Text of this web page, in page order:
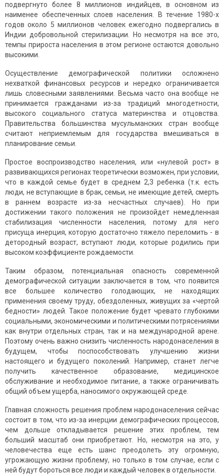
подвергнуто более 8 миллионов индийцев, в основном из
наименее обеспеченных слоев населения. В течение 1980-х
годов около 5 миллионов человек ежегодно подвергались в
Индии добровольной стерилизации. Но несмотря на все это,
темпы прироста населения в этом регионе остаются довольно
высокими.
Осуществление демографической политики осложнено
нехваткой финансовых ресурсов и нередко ограничивается
лишь словесными заявлениями. Весьма часто она вообще не
принимается гражданами из-за традиций многодетности,
высокого социального статуса материнства и отцовства.
Правительства большинства мусульманских стран вообще
считают неприемлемым для государства вмешиваться в
планирование семьи.
Простое воспроизводство населения, или «нулевой рост» в
развивающихся регионах теоретически возможен, при условии,
что в каждой семье будет в среднем 2,3 ребенка (т.к. есть
люди, не вступающие в брак, семьи, не имеющие детей, смерть
в раннем возрасте из-за несчастных случаев). Но при
достижении такого положения не произойдет немедленная
стабилизация численности населения, потому для него
присуща инерция, которую достаточно тяжело переломить - в
детородный возраст, вступают люди, которые родились при
высоком коэффициенте рождаемости.
Таким образом, потенциальная опасность современной
демографической ситуации заключается в том, что появится
все большее количество голодающих, не находящих
применения своему труду, обездоленных, живущих за «чертой
бедности» людей. Такое положение будет чревато глубокими
социальными, экономическими и политическими потрясениями
как внутри отдельных стран, так и на международной арене.
Поэтому очень важно снизить численность народонаселения в
будущем, чтобы поспособствовать улучшению жизни
настоящего и будущего поколений. Например, станет легче
получить качественное образование, медицинское
обслуживание и необходимое питание, а также ограничивать
общий объем ущерба, наносимого окружающей среде.
Главная сложность решения проблем народонаселения сейчас
состоит в том, что из-за инерции демографических процессов,
чем дольше откладывается решение этих проблем, тем
больший масштаб они приобретают. Но, несмотря на это, у
человечества еще есть шанс преодолеть эту огромную,
угрожающую жизни проблему, но только в том случае, если с
ней будут бороться все люди и каждый человек в отдельности.